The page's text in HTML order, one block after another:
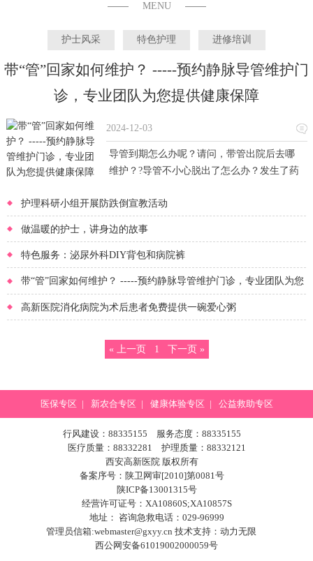
MENU
护士风采 特色护理 进修培训
带“管”回家如何维护？ -----预约静脉导管维护门
诊，专业团队为您提供健康保障
2024-12-03
导管到期怎么办呢？请问，带管出院后去哪
维护？?导管不小心脱出了怎么办？发生了药
护理科研小组开展防跌倒宣教活动
做温暖的护士，讲身边的故事
特色服务：泌尿外科DIY背包和病院裤
带“管”回家如何维护？ -----预约静脉导管维护门诊，专业团队为您
提供健康保障
高新医院消化病院为术后患者免费提供一碗爱心粥
« 上一页 1 下一页 »
医保专区 | 新农合专区 | 健康体验专区 | 公益救助专区
行风建设：88335155 服务态度：88335155
医疗质量：88332281 护理质量：88332121
西安高新医院 版权所有
备案序号：陕卫网审[2010]第0081号
陕ICP备13001315号
经营许可证号：XA10860S;XA10857S
地址： 咨询急救电话：029-96999
管理员信箱:webmaster@gxyy.cn 技术支持： 动力无限
西公网安备61019002000059号